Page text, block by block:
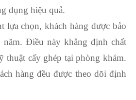
dụng hiệu quả.
lựa chọn, khách hàng được bảo
Điều này khẳng định chất
thuật cấy ghép tại phòng khám.
hàng đều được theo dõi định